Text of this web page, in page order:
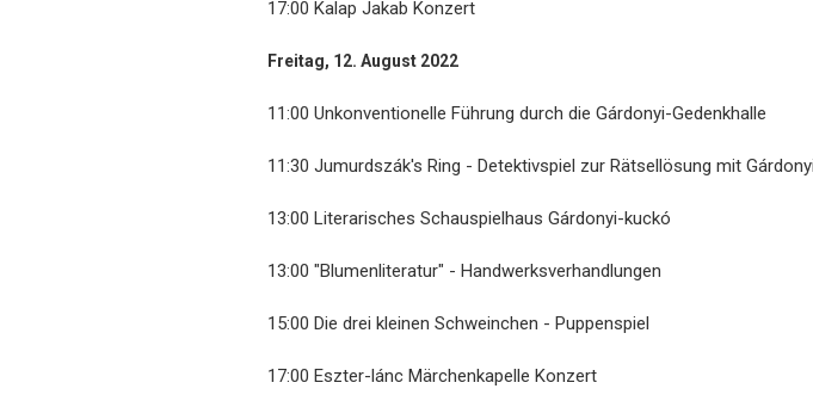
17:00 Kalap Jakab Konzert
Freitag, 12. August 2022
11:00 Unkonventionelle Führung durch die Gárdonyi-Gedenkhalle
11:30 Jumurdszák's Ring - Detektivspiel zur Rätsellösung mit
13:00 Literarisches Schauspielhaus Gárdonyi-kuckó
13:00 "Blumenliteratur" - Handwerksverhandlungen
15:00 Die drei kleinen Schweinchen - Puppenspiel
17:00 Eszter-lánc Märchenkapelle Konzert